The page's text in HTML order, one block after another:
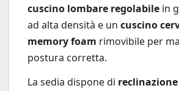
cuscino lombare regolabile in
ad alta densità e un cuscino
memory foam rimovibile per
postura corretta.
La sedia dispone di reclinazione